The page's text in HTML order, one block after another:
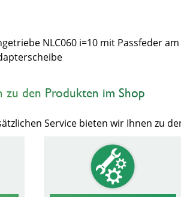
NLC060 i=10 mit Passfeder
zu den Produkten im Shop
Service bieten wir Ihnen zu